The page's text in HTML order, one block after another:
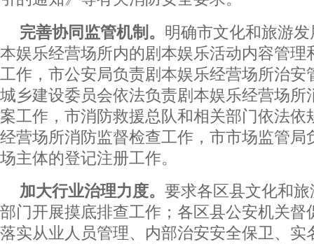
完善协同监管机制。 明确市文化和旅游
本娱乐经营场所内的剧本娱乐活动内容管理
工作，市公安局负责剧本娱乐经营场所治安
城乡建设委员会依法负责剧本娱乐经营场所
案工作，市消防救援总队和相关部门依法依
经营场所消防监督检查工作，市市场监管局
场主体的登记注册工作。
加大行业治理力度。 要求各区县文化和
部门开展摸底排查工作；各区县公安机关督
落实从业人员管理、内部治安安全保卫、实